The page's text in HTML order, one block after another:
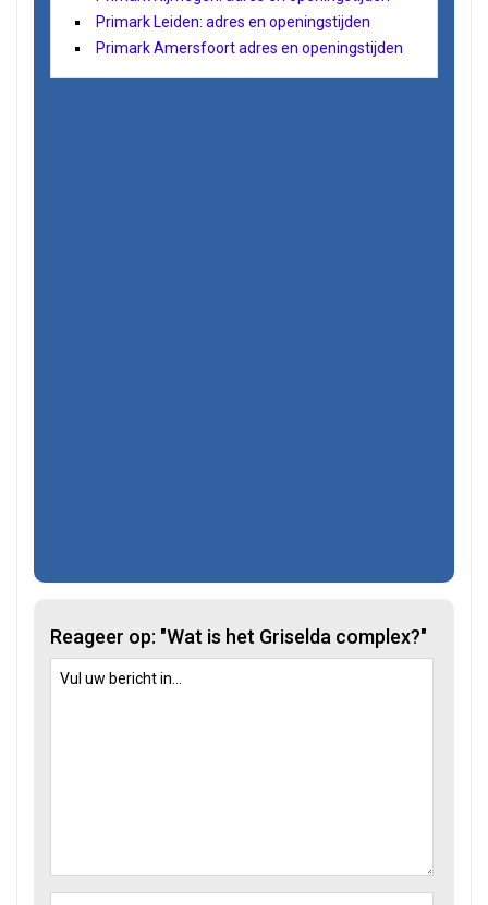
Primark Leiden: adres en openingstijden
Primark Amersfoort adres en openingstijden
Reageer op: "Wat is het Griselda complex?"